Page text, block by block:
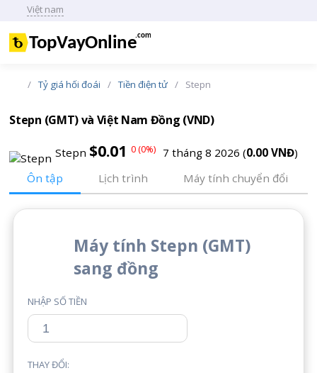
Việt nam
Trang Tỷ giá hối đoái Tiền điện tử Stepn
Stepn (GMT) và Việt Nam Đồng (VND)
Stepn $0.01 0 (0%) 7 tháng 8 2026 (0.00 VNĐ)
Ôn tập
Lịch trình Máy tính chuyển đổi
Máy tính Stepn (GMT)
sang đồng
NHẬP SỐ TIỀN
THAY ĐỔI: